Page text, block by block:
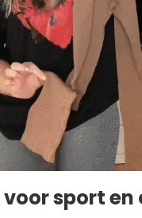
sport